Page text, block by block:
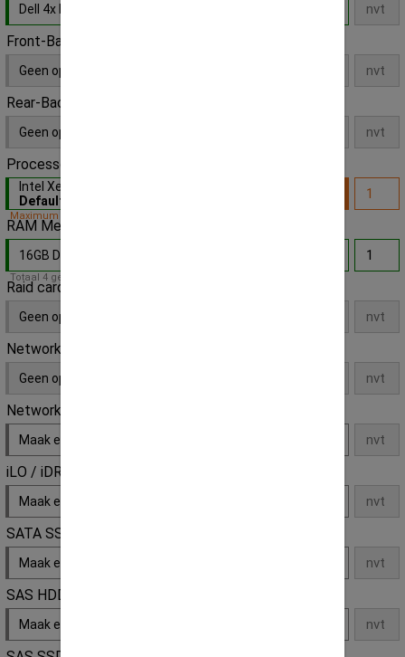
Dell 4x bays 3,5" LFF SAS/SATA
Front-Backplane
Geen opties
Rear-Backplane
Geen opties
Processor
Intel Xeon E3-1225v3 4x Core 3.2GHz
Default
Maximum capiciteit bereikt!
RAM Memory
16GB DDR3 1600MHz 12800R ECC gen.
Totaal 4 geheugensloten op deze server
Raid card
Geen opties
Network daughter
Geen opties
Network extension
Maak een keuze
iLO / iDRAC License Key
Maak een keuze
SATA SSD
Maak een keuze
SAS HDD
Maak een keuze